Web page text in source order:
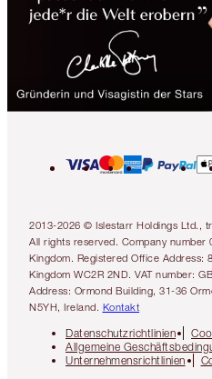
2013-2026 © Islestarr Holdings Ltd.,
All rights reserved. Company
Kingdom. Registered Office Address:
Kingdom WC2R 2ND. VAT number:
Address: Ormond Building, 31-36
N5YH, Ireland. Kontakt
Datenschutzrichtlinien
Allgemeine
Unternehmensrichtlinien